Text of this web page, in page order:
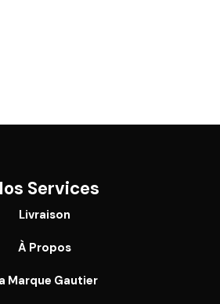
Services
Livraison
À Propos
Marque Gautier